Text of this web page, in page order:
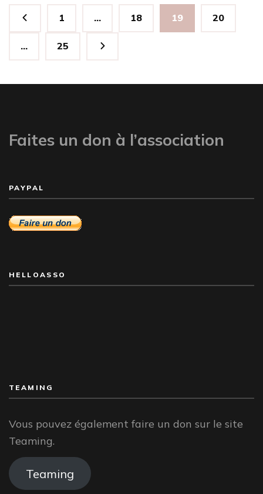
Pagination
publications
Page
1 … Page
18 Page
19 Page
20
… Page
25
Faites un don à l’association
PAYPAL
HELLOASSO
TEAMING
Vous pouvez également faire un don sur le site
Teaming.
Teaming